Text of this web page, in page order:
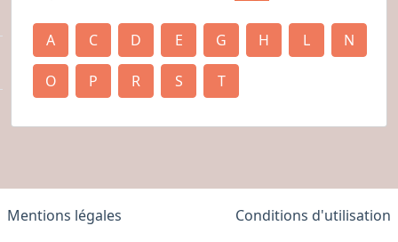
A C D E G H L N
O P R S T
Mentions légales Conditions d'utilisation